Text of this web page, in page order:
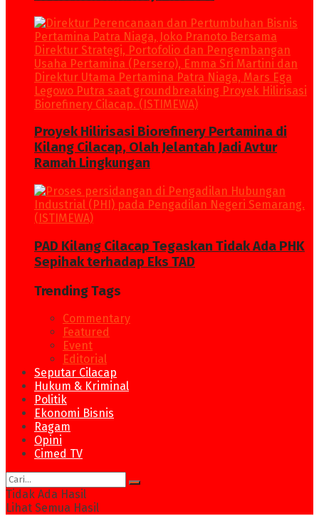
Proyek Hilirisasi Biorefinery Pertamina di
Kilang Cilacap, Olah Jelantah Jadi Avtur
Ramah Lingkungan
PAD Kilang Cilacap Tegaskan Tidak Ada PHK
Sepihak terhadap Eks TAD
Trending Tags
Commentary
Featured
Event
Editorial
Seputar Cilacap
Hukum & Kriminal
Politik
Ekonomi Bisnis
Ragam
Opini
Cimed TV
Tidak Ada Hasil
Lihat Semua Hasil